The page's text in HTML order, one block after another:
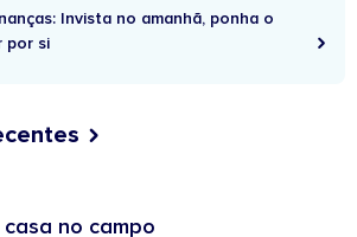
Invista no amanhã, ponha o
por si
no campo